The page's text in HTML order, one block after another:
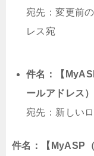
宛先：変更前
レス宛
件名：【
ールアドレス
宛先：新しい
件名：【MyASP